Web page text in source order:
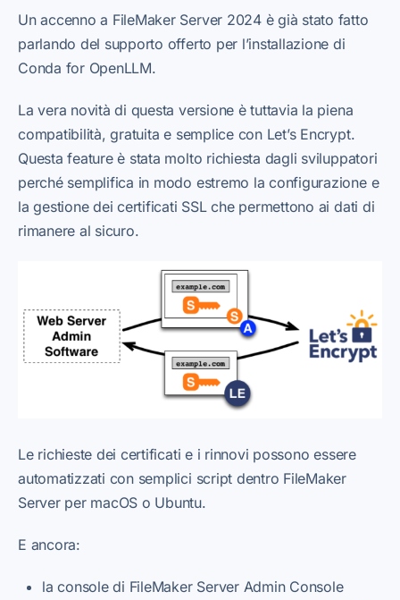
Un accenno a FileMaker Server 2024 è già stato fatto
parlando del supporto offerto per l’installazione di
Conda for OpenLLM.
La vera novità di questa versione è tuttavia la piena
compatibilità, gratuita e semplice con Let’s Encrypt.
Questa feature è stata molto richiesta dagli sviluppatori
perché semplifica in modo estremo la configurazione e
la gestione dei certificati SSL che permettono ai dati di
rimanere al sicuro.
Le richieste dei certificati e i rinnovi possono essere
automatizzati con semplici script dentro FileMaker
Server per macOS o Ubuntu.
E ancora:
la console di FileMaker Server Admin Console